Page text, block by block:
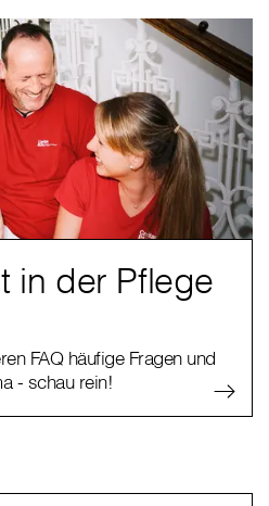
in der Pflege
FAQ häufige Fragen und
- schau rein!